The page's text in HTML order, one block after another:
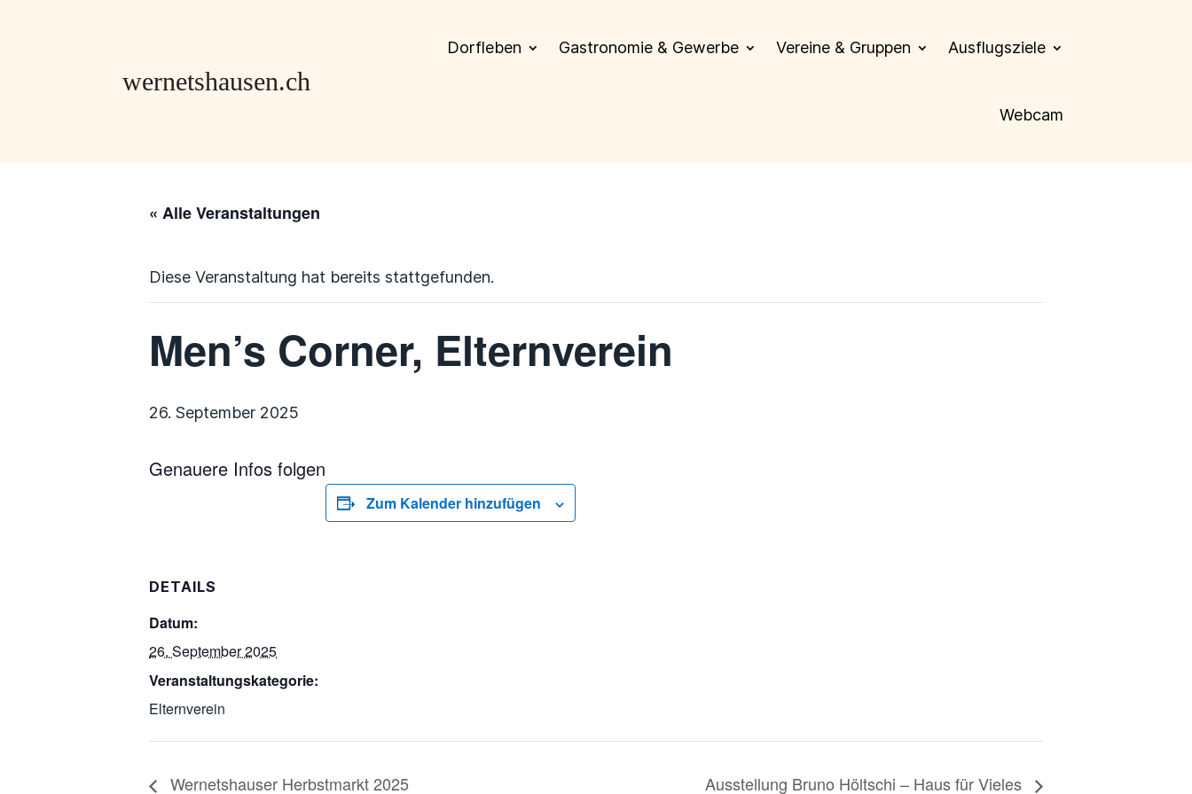
Dorfleben Gastronomie & Gewerbe Vereine & Gruppen Ausflugsziele
Webcam
« Alle Veranstaltungen
Diese Veranstaltung hat bereits stattgefunden.
Men’s Corner, Elternverein
26. September 2025
Genauere Infos folgen
Zum Kalender hinzufügen
DETAILS
Datum:
26. September 2025
Veranstaltungskategorie:
Elternverein
Wernetshauser Herbstmarkt 2025 Ausstellung Bruno Höltschi – Haus für Vieles